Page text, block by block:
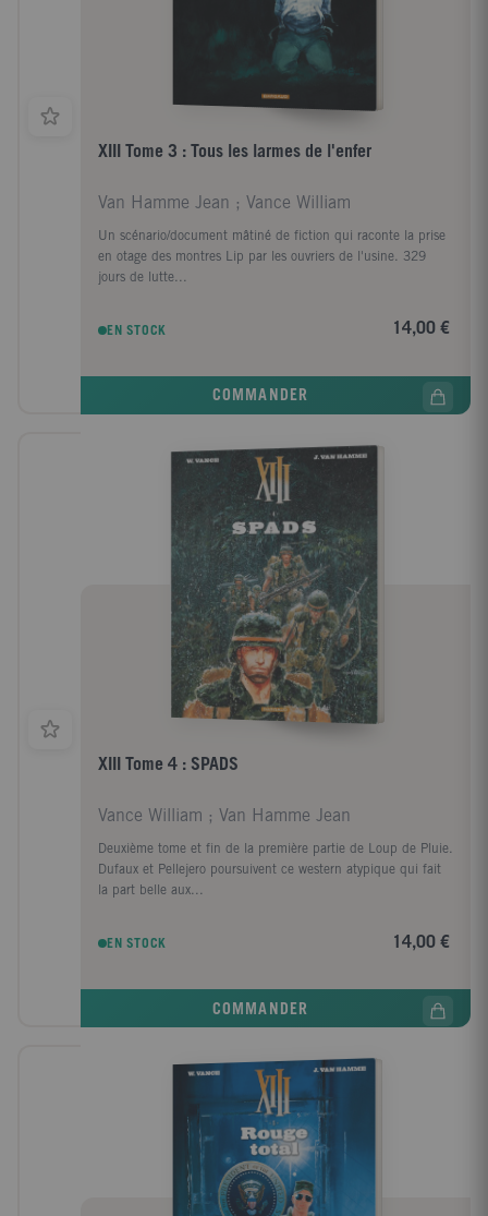
XIII Tome 3 : Tous les larmes de l'enfer
Van Hamme Jean ; Vance William
Un scénario/document mâtiné de fiction qui raconte la prise
en otage des montres Lip par les ouvriers de l'usine. 329
jours de lutte...
EN STOCK 14,00 €
COMMANDER
XIII Tome 4 : SPADS
Vance William ; Van Hamme Jean
Deuxième tome et fin de la première partie de Loup de Pluie.
Dufaux et Pellejero poursuivent ce western atypique qui fait
la part belle aux...
EN STOCK 14,00 €
COMMANDER